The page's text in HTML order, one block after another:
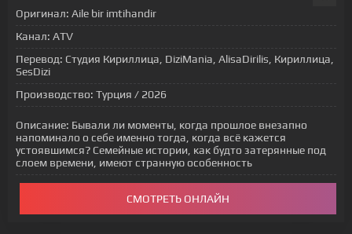
Оригинал: Aile bir imtihandir
Канал: ATV
Перевод: Студия Кириллица, DiziMania, AlisaDirilis, Кириллица,
SesDizi
Производство: Турция / 2026
Описание: Бывали ли моменты, когда прошлое внезапно
напоминало о себе именно тогда, когда всё кажется
устоявшимся? Семейные истории, как будто затерянные под
слоем времени, имеют странную особенность
СМОТРЕТЬ ОНЛАЙН